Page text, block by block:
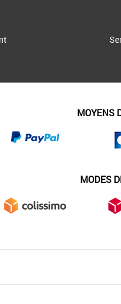
MOYENS
MODES